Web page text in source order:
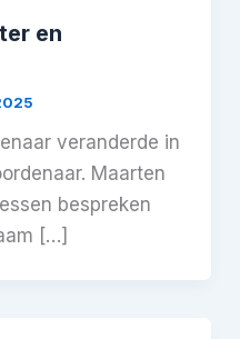
en
veranderde in
Maarten
bespreken
[…]